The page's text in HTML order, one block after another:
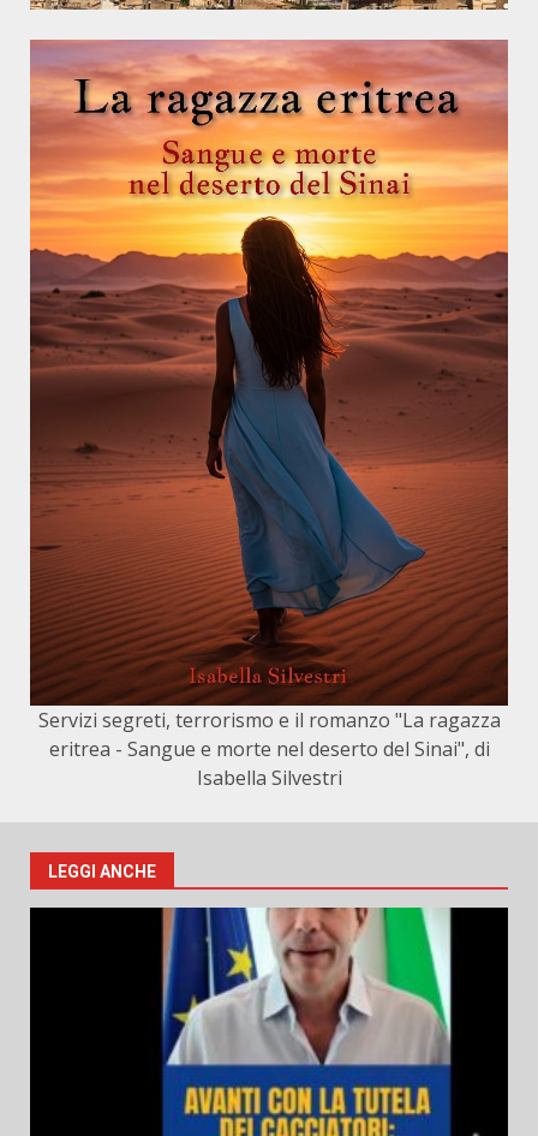
Servizi segreti, terrorismo e il romanzo "La ragazza
eritrea - Sangue e morte nel deserto del Sinai", di
Isabella Silvestri
LEGGI ANCHE